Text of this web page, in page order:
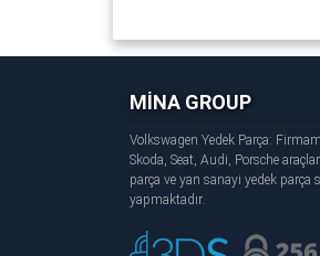
MİNA GROUP
Volkswagen Yedek Parça:
Skoda, Seat, Audi, Porsche
parça ve yan sanayi yedek parça
yapmaktadır.